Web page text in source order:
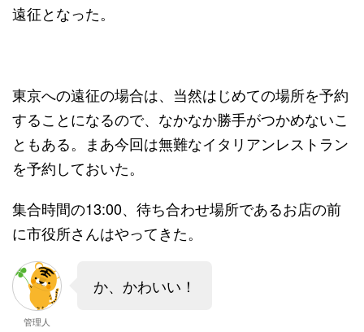
遠征となった。
東京への遠征の場合は、当然はじめての場所を予約
することになるので、なかなか勝手がつかめないこ
ともある。まあ今回は無難なイタリアンレストラン
を予約しておいた。
集合時間の13:00、待ち合わせ場所であるお店の前
に市役所さんはやってきた。
管理人
か、かわいい！